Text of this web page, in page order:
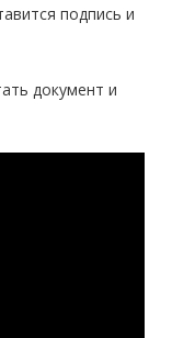
подпись и
документ и